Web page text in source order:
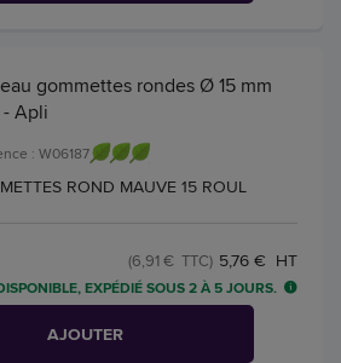
gommettes rondes Ø 15 mm
Apli
: W06187
ROND MAUVE 15 ROUL
5,76 € HT
(6,91 € TTC)
EXPÉDIÉ SOUS 2 À 5 JOURS.
AJOUTER